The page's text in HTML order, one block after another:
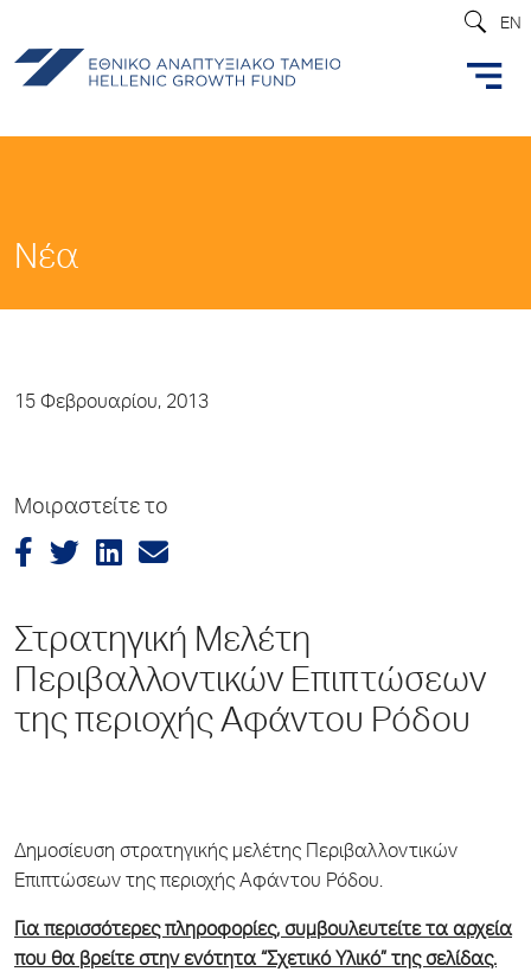
EN
Νέα
15 Φεβρουαρίου, 2013
Μοιραστείτε το
Στρατηγική Μελέτη
Περιβαλλοντικών Επιπτώσεων
της περιοχής Αφάντου Ρόδου
Δημοσίευση στρατηγικής μελέτης Περιβαλλοντικών
Επιπτώσεων της περιοχής Αφάντου Ρόδου.
Για περισσότερες πληροφορίες, συμβουλευτείτε τα αρχεία
που θα βρείτε στην ενότητα “Σχετικό Υλικό” της σελίδας.